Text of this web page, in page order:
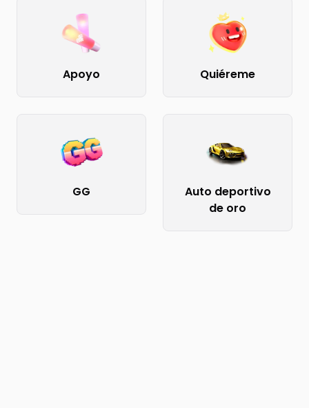
Apoyo Quiéreme
GG
Auto deportivo
de oro